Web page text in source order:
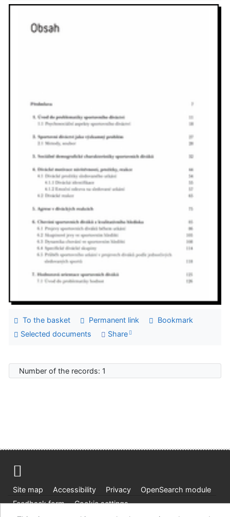
To the basket Permanent link
Bookmark
Selected documents
Share
Number of the records: 1
Site map Accessibility Privacy
OpenSearch module
Feedback form
Cookie settings